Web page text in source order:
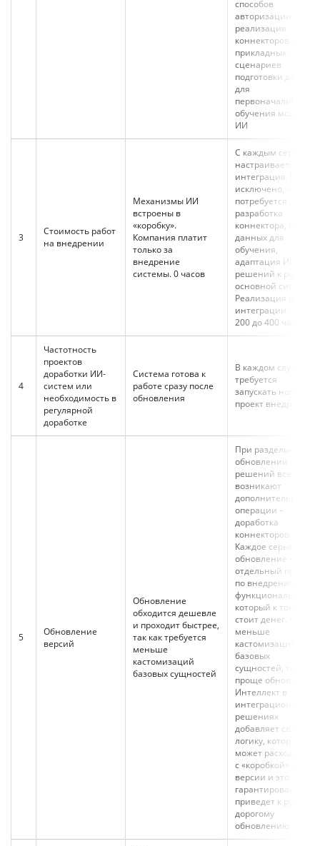
способов
авторизации и т.д.),
реализация
коннекторов и
прикладных
сценариев
подготовки данных
для
первоначального
обучения моделей
ИИ
3
Стоимость работ
на внедрении
Механизмы ИИ
встроены в
«коробку».
Компания платит
только за
внедрение
системы. 0 часов
С каждым сервисом
настраивается
интеграция. Не
исключено, что
потребуется
разработка
коннектора, поиск
данных для
обучения,
адаптация ИИ-
решений к работе
основной системы.
Реализация одной
интеграции – от
200 до 400 часов
4
Частотность
проектов
доработки ИИ-
систем или
необходимость в
регулярной
доработке
Система готова к
работе сразу после
обновления
В каждом случае
требуется
запускать новый
проект внедрения
5
Обновление
версий
Обновление
обходится дешевле
и проходит быстрее,
так как требуется
меньше
кастомизаций
базовых сущностей
При раздельном
обновлении
решений всегда
возникают
дополнительные
операции –
доработка
коннекторов.
Каждое серьезное
обновление – это
отдельный проект
по внедрению
функциональности,
который к тому же
стоит денег. Чем
меньше
кастомизации
базовых
сущностей, тем
проще обновление.
Интеллект в
интеграционных
решениях
добавляет свою
логику, которая
может расходиться
с «коробкой» новой
версии и это
гарантированно
приведет к ручному
дорогому
обновлению